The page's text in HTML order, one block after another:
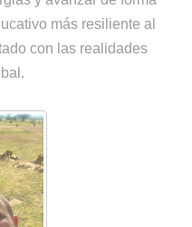
más resiliente al
con las realidades